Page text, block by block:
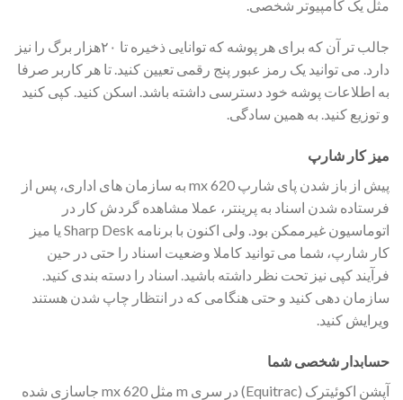
مثل یک کامپیوتر شخصی.
جالب تر آن که برای هر پوشه که توانایی ذخیره تا ۲۰هزار برگ را نیز
دارد. می توانید یک رمز عبور پنج رقمی تعیین کنید. تا هر کاربر صرفا
به اطلاعات پوشه خود دسترسی داشته باشد. اسکن کنید. کپی کنید
و توزیع کنید. به همین سادگی.
میز کار شارپ
پیش از باز شدن پای شارپ mx 620 به سازمان های اداری، پس از
فرستاده شدن اسناد به پرینتر، عملا مشاهده گردش کار در
اتوماسیون غیرممکن بود. ولی اکنون با برنامه Sharp Desk یا میز
کار شارپ، شما می توانید کاملا وضعیت اسناد را حتی در حین
فرآیند کپی نیز تحت نظر داشته باشید. اسناد را دسته بندی کنید.
سازمان دهی کنید و حتی هنگامی که در انتظار چاپ شدن هستند
ویرایش کنید.
حسابدار شخصی شما
آپشن اکوئیترک (Equitrac) در سری m مثل mx 620 جاسازی شده